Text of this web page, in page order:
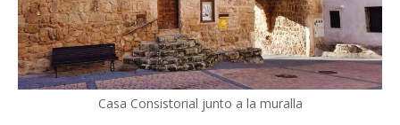
Casa Consistorial junto a la muralla